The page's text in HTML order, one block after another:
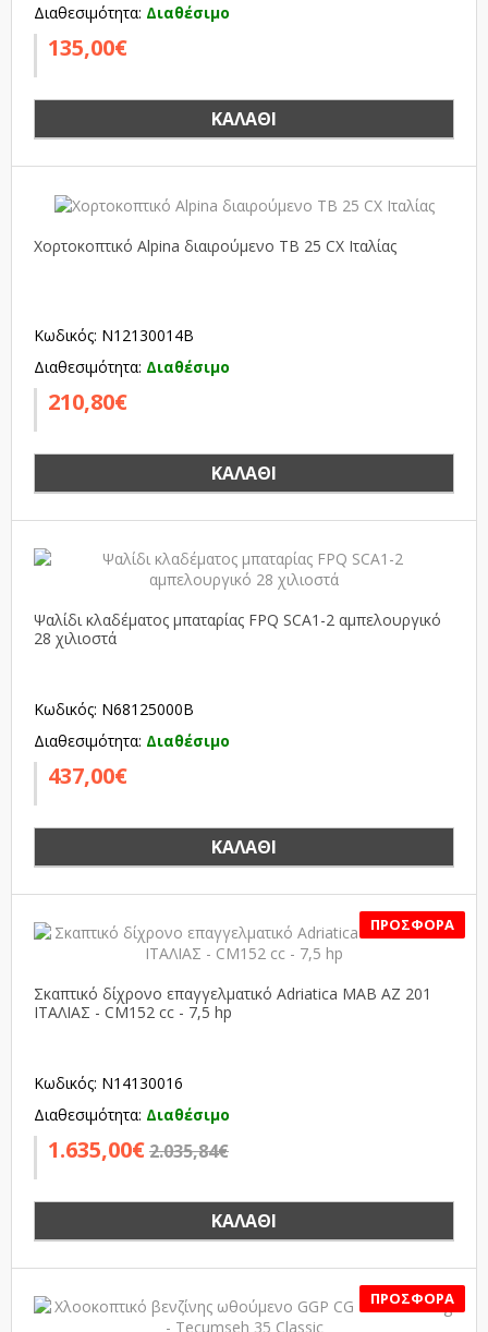
Διαθεσιμότητα: Διαθέσιμο
135,00€
ΚΑΛΆΘΙ
Χορτοκοπτικό Alpina διαιρούμενο TB 25 CX Ιταλίας
Κωδικός: N12130014B
Διαθεσιμότητα: Διαθέσιμο
210,80€
ΚΑΛΆΘΙ
Ψαλίδι κλαδέματος μπαταρίας FPQ SCA1-2 αμπελουργικό
28 χιλιοστά
Κωδικός: N68125000B
Διαθεσιμότητα: Διαθέσιμο
437,00€
ΚΑΛΆΘΙ
Σκαπτικό δίχρονο επαγγελματικό Adriatica MAB ΑΖ 201
ΙΤΑΛΙΑΣ - CM152 cc - 7,5 hp
Κωδικός: N14130016
Διαθεσιμότητα: Διαθέσιμο
1.635,00€2.035,84€
ΚΑΛΆΘΙ